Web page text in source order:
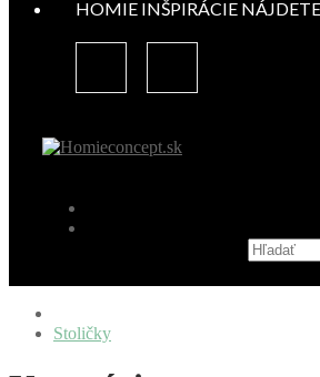
HOMIE INŠPIRÁCIE
Stoličky